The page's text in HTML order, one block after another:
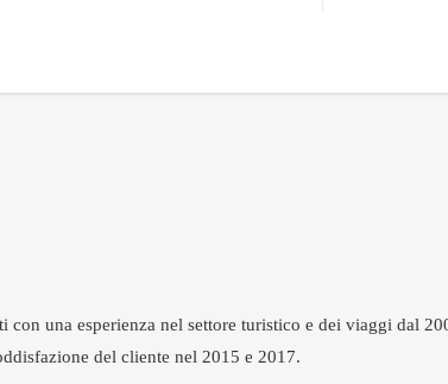
con una esperienza nel settore turistico e dei viaggi dal
del cliente nel 2015 e 2017.